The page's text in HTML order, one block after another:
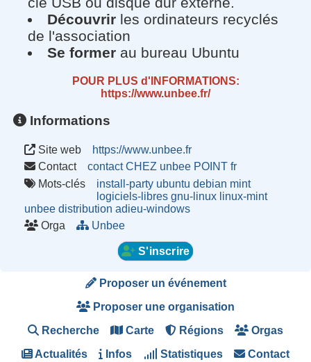
Découvrir les ordinateurs recyclés
de l'association
Se former au bureau Ubuntu
POUR PLUS d'INFORMATIONS:
https://www.unbee.fr/
Informations
Site web
https://www.unbee.fr
Contact
contact CHEZ unbee POINT fr
Mots-clés
install-party ubuntu debian mint
logiciels-libres gnu-linux linux-mint
unbee distribution adieu-windows
Orga
Unbee
S'inscrire
Proposer un événement
Proposer une organisation
Recherche Carte Régions Orgas
Actualités Infos Statistiques Contact